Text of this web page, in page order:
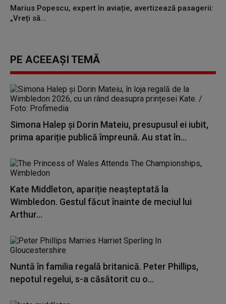
Marius Popescu, expert în aviație, avertizează pasagerii:
„Vreți să...
PE ACEEAȘI TEMĂ
Simona Halep și Dorin Mateiu, presupusul ei iubit,
prima apariție publică împreună. Au stat în...
Kate Middleton, apariție neașteptată la
Wimbledon. Gestul făcut înainte de meciul lui
Arthur...
Nuntă în familia regală britanică. Peter Phillips,
nepotul regelui, s-a căsătorit cu o...